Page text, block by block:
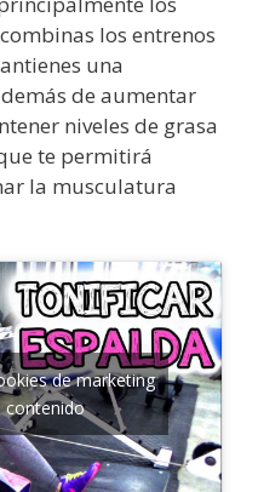
los entrenos
una
de aumentar
niveles de grasa
te permitirá
la musculatura
de marketing
contenido